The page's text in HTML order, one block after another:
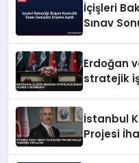
İçişleri
Sınav
Erdoğan
stratejik
İstanbul
Projesi